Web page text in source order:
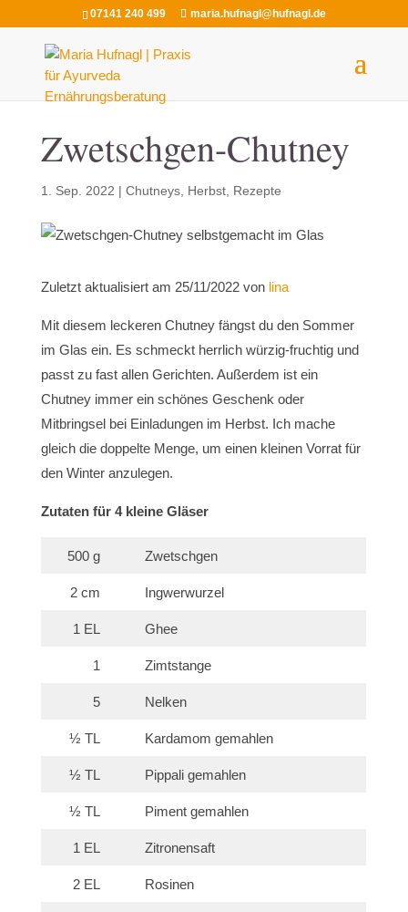
07141 240 499 maria.hufnagl@hufnagl.de
Zwetschgen-Chutney
1. Sep. 2022 | Chutneys, Herbst, Rezepte
Zuletzt aktualisiert am 25/11/2022 von lina
Mit diesem leckeren Chutney fängst du den Sommer
im Glas ein. Es schmeckt herrlich würzig-fruchtig und
passt zu fast allen Gerichten. Außerdem ist ein
Chutney immer ein schönes Geschenk oder
Mitbringsel bei Einladungen im Herbst. Ich mache
gleich die doppelte Menge, um einen kleinen Vorrat für
den Winter anzulegen.
Zutaten für 4 kleine Gläser
500 g Zwetschgen
2 cm Ingwerwurzel
1 EL Ghee
1 Zimtstange
5 Nelken
½ TL Kardamom gemahlen
½ TL Pippali gemahlen
½ TL Piment gemahlen
1 EL Zitronensaft
2 EL Rosinen